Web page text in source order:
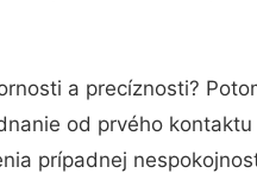
a precíznosti?
od prvého
prípadnej